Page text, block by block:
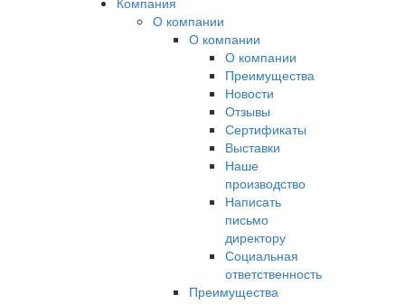
О компании
О компании
О компании
Преимущества
Новости
Отзывы
Сертификаты
Выставки
Наше
производство
Написать
письмо
директору
Социальная
ответственность
Преимущества